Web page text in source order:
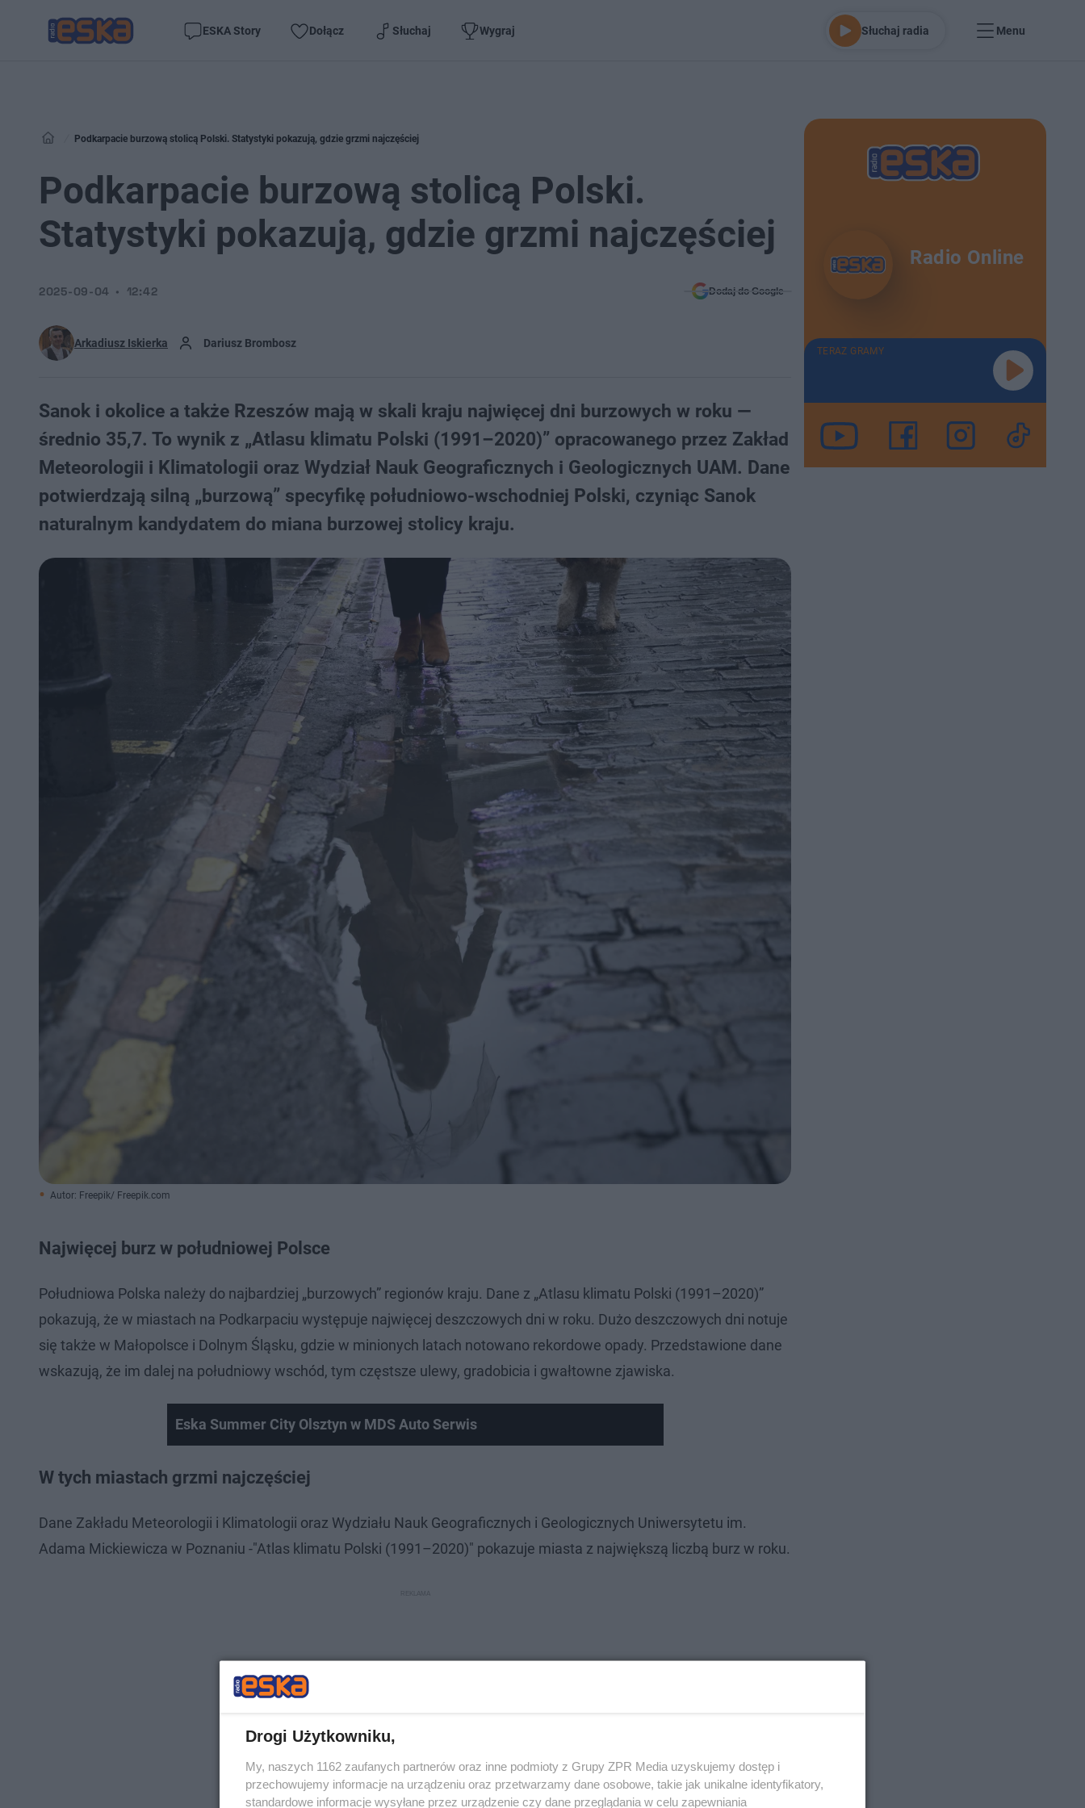
ESKA Story Dołącz Słuchaj Wygraj Słuchaj radia Menu
Podkarpacie burzową stolicą Polski. Statystyki pokazują, gdzie grzmi najczęściej
Podkarpacie burzową stolicą Polski.
Statystyki pokazują, gdzie grzmi najczęściej
Arkadiusz Iskierka Dariusz Brombosz
2025-09-04 12:42 Dodaj do Google
Sanok i okolice a także Rzeszów mają w skali kraju najwięcej dni burzowych w roku —
średnio 35,7. To wynik z „Atlasu klimatu Polski (1991–2020)” opracowanego przez Zakład
Meteorologii i Klimatologii oraz Wydział Nauk Geograficznych i Geologicznych UAM. Dane
potwierdzają silną „burzową” specyfikę południowo-wschodniej Polski, czyniąc Sanok
naturalnym kandydatem do miana burzowej stolicy kraju.
Autor: Freepik/ Freepik.com
Najwięcej burz w południowej Polsce
Południowa Polska należy do najbardziej „burzowych” regionów kraju. Dane z „Atlasu klimatu Polski (1991–2020)”
pokazują, że w miastach na Podkarpaciu występuje najwięcej deszczowych dni w roku. Dużo deszczowych dni notuje
się także w Małopolsce i Dolnym Śląsku, gdzie w minionych latach notowano rekordowe opady. Przedstawione dane
wskazują, że im dalej na południowy wschód, tym częstsze ulewy, gradobicia i gwałtowne zjawiska.
Eska Summer City Olsztyn w MDS Auto Serwis
W tych miastach grzmi najczęściej
Dane Zakładu Meteorologii i Klimatologii oraz Wydziału Nauk Geograficznych i Geologicznych Uniwersytetu im.
Adama Mickiewicza w Poznaniu -"Atlas klimatu Polski (1991–2020)" pokazuje miasta z największą liczbą burz w roku.
Radio Online
TERAZ GRAMY
Drogi Użytkowniku,
My, naszych 1162 zaufanych partnerów oraz inne podmioty z Grupy ZPR Media uzyskujemy dostęp i
przechowujemy informacje na urządzeniu oraz przetwarzamy dane osobowe, takie jak unikalne identyfikatory,
standardowe informacje wysyłane przez urządzenie czy dane przeglądania w celu zapewniania